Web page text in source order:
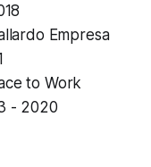
Empresa
to Work